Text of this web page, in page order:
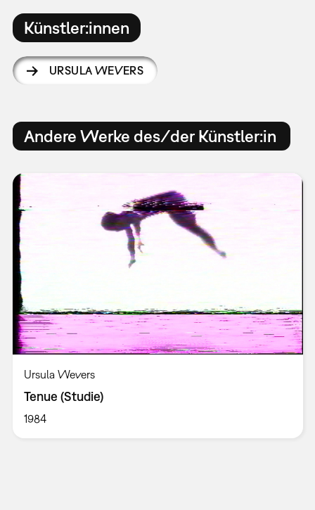
Künstler:innen
URSULA WEVERS
Andere Werke des/der Künstler:in
Ursula Wevers
Tenue (Studie)
1984